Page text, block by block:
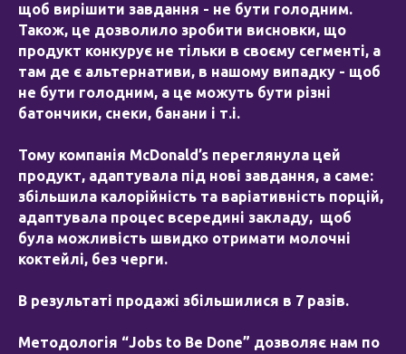
щоб вирішити завдання - не бути голодним.
Також, це дозволило зробити висновки, що
продукт конкурує не тільки в своєму сегменті, а
там де є альтернативи, в нашому випадку - щоб
не бути голодним, а це можуть бути різні
батончики, снеки, банани і т.і.
Тому компанія McDonald’s переглянула цей
продукт, адаптувала під нові завдання, а саме:
збільшила калорійність та варіативність порцій,
адаптувала процес всередині закладу, щоб
була можливість швидко отримати молочні
коктейлі, без черги.
В результаті продажі збільшилися в 7 разів.
Методологія “Jobs to Be Done” дозволяє нам по